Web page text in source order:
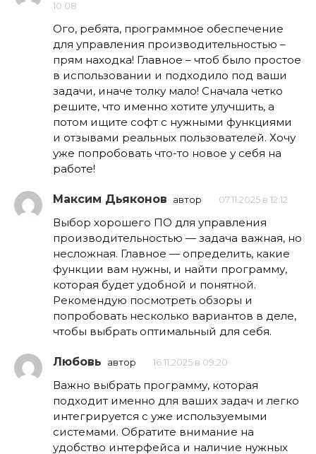
10:08
Ого, ребята, программное обеспечение
для управления производительностью –
прям находка! Главное – чтоб было простое
в использовании и подходило под ваши
задачи, иначе толку мало! Сначала четко
решите, что именно хотите улучшить, а
потом ищите софт с нужными функциями
и отзывами реальных пользователей. Хочу
уже попробовать что-то новое у себя на
работе!
Максим Дьяконов автор 07.11.2025 в 12:12
Выбор хорошего ПО для управления
производительностью — задача важная, но
несложная. Главное — определить, какие
функции вам нужны, и найти программу,
которая будет удобной и понятной.
Рекомендую посмотреть обзоры и
попробовать несколько вариантов в деле,
чтобы выбрать оптимальный для себя.
Любовь автор 16.11.2025 в 09:20
Важно выбрать программу, которая
подходит именно для ваших задач и легко
интегрируется с уже используемыми
системами. Обратите внимание на
удобство интерфейса и наличие нужных